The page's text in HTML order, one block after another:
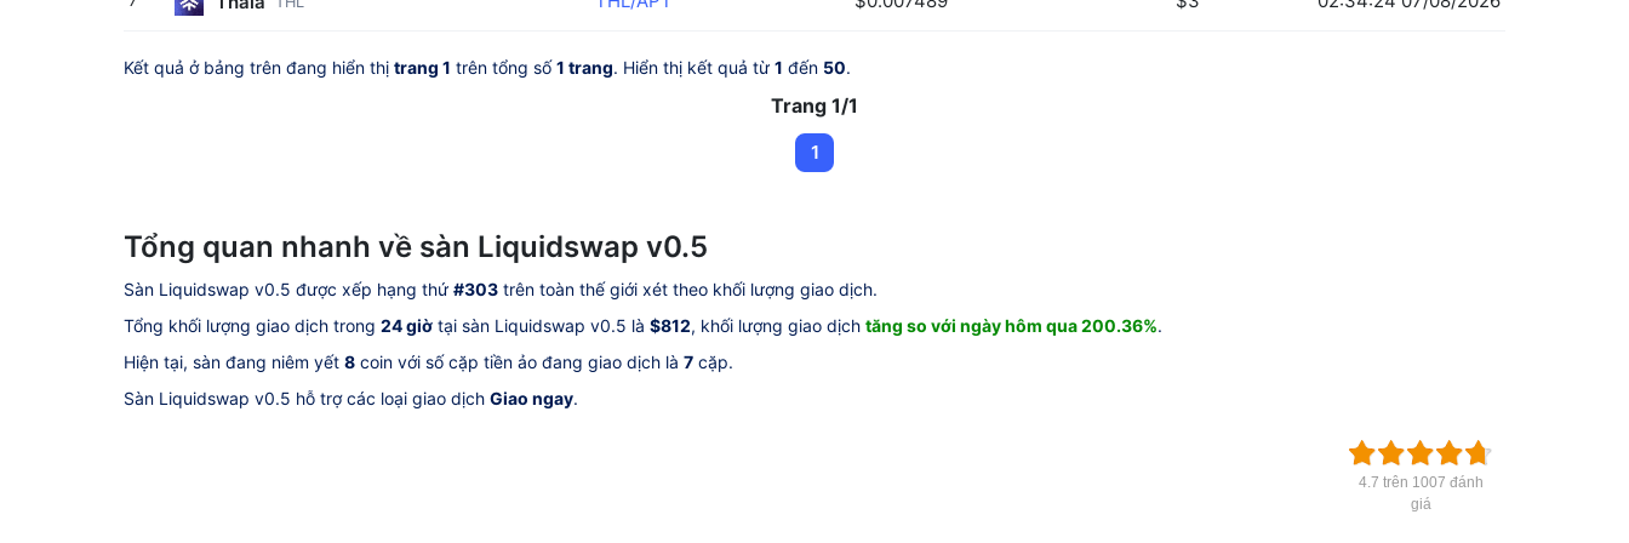
Kết quả ở bảng trên đang hiển thị trang 1 trên tổng số1 trang. Hiển thị kết quả từ 1 đến 50.
Trang 1/1
1
Tổng quan nhanh về sàn Liquidswap v0.5
Sàn Liquidswap v0.5 được xếp hạng thứ #303 trên toàn thế giới xét theo khối lượng giao dịch.
Tổng khối lượng giao dịch trong 24 giờ tại sàn Liquidswap v0.5 là $812, khối lượng giao dịch tăng so với ngày hôm qua 200.36%.
Hiện tại, sàn đang niêm yết 8 coin với số cặp tiền ảo đang giao dịch là 7 cặp.
Sàn Liquidswap v0.5 hỗ trợ các loại giao dịch Giao ngay.
4.7 trên 1007 đánh
giá